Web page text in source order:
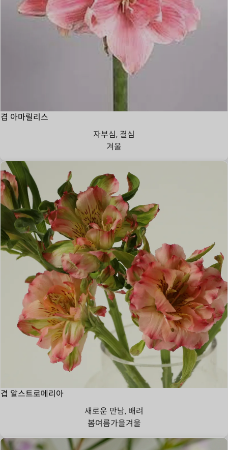
겹 아마릴리스
자부심, 결심
겨울
겹 알스트로메리아
새로운 만남, 배려
봄여름가을겨울